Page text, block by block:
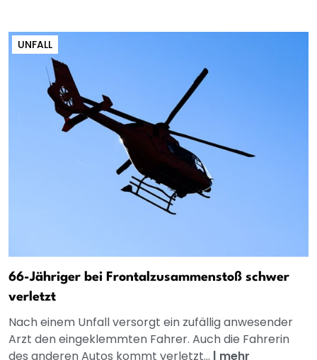
UNFALL
66-Jähriger bei Frontalzusammenstoß schwer
verletzt
Nach einem Unfall versorgt ein zufällig anwesender
Arzt den eingeklemmten Fahrer. Auch die Fahrerin
des anderen Autos kommt verletzt... | mehr